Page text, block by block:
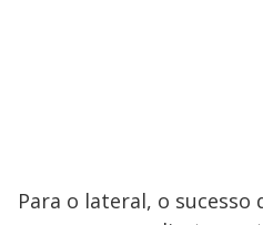
Para o lateral, o